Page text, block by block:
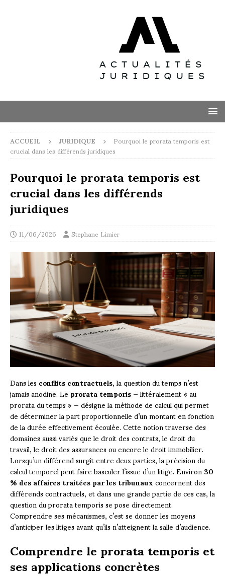
ACCUEIL JURIDIQUE Pourquoi le prorata temporis est
crucial dans les différends juridiques
Pourquoi le prorata temporis est
crucial dans les différends
juridiques
11/06/2026 Stephane Limier
Dans lesconflits contractuels, la question du temps n’est
jamais anodine. Leprorata temporis— littéralement « au
prorata du temps » — désigne la méthode de calcul qui permet
de déterminer la part proportionnelle d’un montant en fonction
de la durée effectivement écoulée. Cette notion traverse des
domaines aussi variés que le droit des contrats, le droit du
travail, le droit des assurances ou encore le droit immobilier.
Lorsqu’un différend surgit entre deux parties, la précision du
calcul temporel peut faire basculer l’issue d’un litige. Environ30
% des affaires traitées par les tribunauxconcernent des
différends contractuels, et dans une grande partie de ces cas, la
question du prorata temporis se pose directement.
Comprendre ses mécanismes, c’est se donner les moyens
d’anticiper les litiges avant qu’ils n’atteignent la salle d’audience.
Comprendre le prorata temporis et
ses applications concrètes